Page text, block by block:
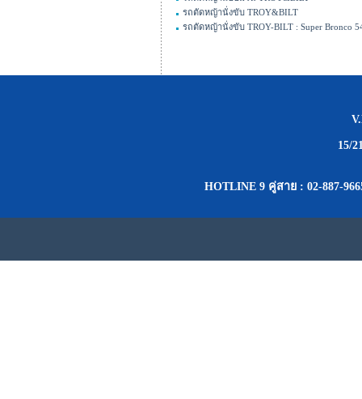
รถตัดหญ้านั่งขับ TROY&BILT
รถตัดหญ้านั่งขับ TROY-BILT : Super Bronco
15/
HOTLINE 9 คู่สาย : 02-887-